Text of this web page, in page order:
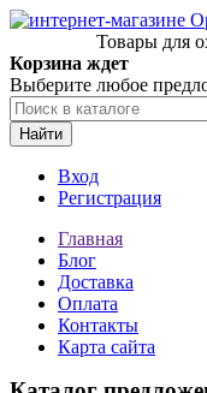
Товары для
Корзина ждет
Выберите любое
Найти
Вход
Регистрация
Главная
Блог
Доставка
Оплата
Контакты
Карта сайта